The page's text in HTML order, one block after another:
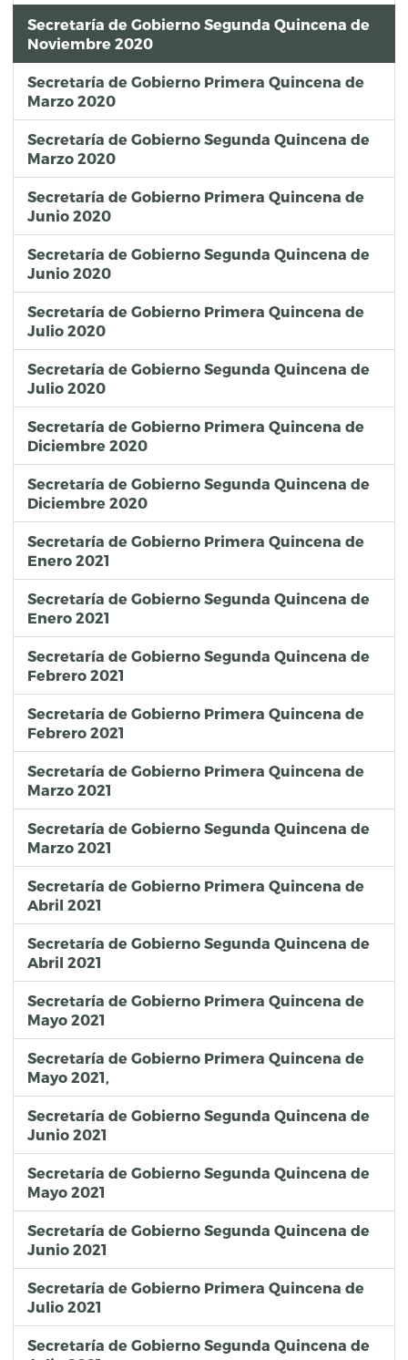
Secretaría de Gobierno Segunda Quincena de
Noviembre 2020
Secretaría de Gobierno Primera Quincena de
Marzo 2020
Secretaría de Gobierno Segunda Quincena de
Marzo 2020
Secretaría de Gobierno Primera Quincena de
Junio 2020
Secretaría de Gobierno Segunda Quincena de
Junio 2020
Secretaría de Gobierno Primera Quincena de
Julio 2020
Secretaría de Gobierno Segunda Quincena de
Julio 2020
Secretaría de Gobierno Primera Quincena de
Diciembre 2020
Secretaría de Gobierno Segunda Quincena de
Diciembre 2020
Secretaría de Gobierno Primera Quincena de
Enero 2021
Secretaría de Gobierno Segunda Quincena de
Enero 2021
Secretaría de Gobierno Segunda Quincena de
Febrero 2021
Secretaría de Gobierno Primera Quincena de
Febrero 2021
Secretaría de Gobierno Primera Quincena de
Marzo 2021
Secretaría de Gobierno Segunda Quincena de
Marzo 2021
Secretaría de Gobierno Primera Quincena de
Abril 2021
Secretaría de Gobierno Segunda Quincena de
Abril 2021
Secretaría de Gobierno Primera Quincena de
Mayo 2021
Secretaría de Gobierno Primera Quincena de
Mayo 2021,
Secretaría de Gobierno Segunda Quincena de
Junio 2021
Secretaría de Gobierno Segunda Quincena de
Mayo 2021
Secretaría de Gobierno Segunda Quincena de
Junio 2021
Secretaría de Gobierno Primera Quincena de
Julio 2021
Secretaría de Gobierno Segunda Quincena de